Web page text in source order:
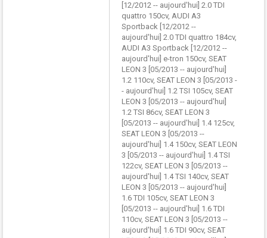
[12/2012 -- aujourd'hui] 2.0 TDI
quattro 150cv, AUDI A3
Sportback [12/2012 --
aujourd'hui] 2.0 TDI quattro 184cv,
AUDI A3 Sportback [12/2012 --
aujourd'hui] e-tron 150cv, SEAT
LEON 3 [05/2013 -- aujourd'hui]
1.2 110cv, SEAT LEON 3 [05/2013 -
- aujourd'hui] 1.2 TSI 105cv, SEAT
LEON 3 [05/2013 -- aujourd'hui]
1.2 TSI 86cv, SEAT LEON 3
[05/2013 -- aujourd'hui] 1.4 125cv,
SEAT LEON 3 [05/2013 --
aujourd'hui] 1.4 150cv, SEAT LEON
3 [05/2013 -- aujourd'hui] 1.4 TSI
122cv, SEAT LEON 3 [05/2013 --
aujourd'hui] 1.4 TSI 140cv, SEAT
LEON 3 [05/2013 -- aujourd'hui]
1.6 TDI 105cv, SEAT LEON 3
[05/2013 -- aujourd'hui] 1.6 TDI
110cv, SEAT LEON 3 [05/2013 --
aujourd'hui] 1.6 TDI 90cv, SEAT